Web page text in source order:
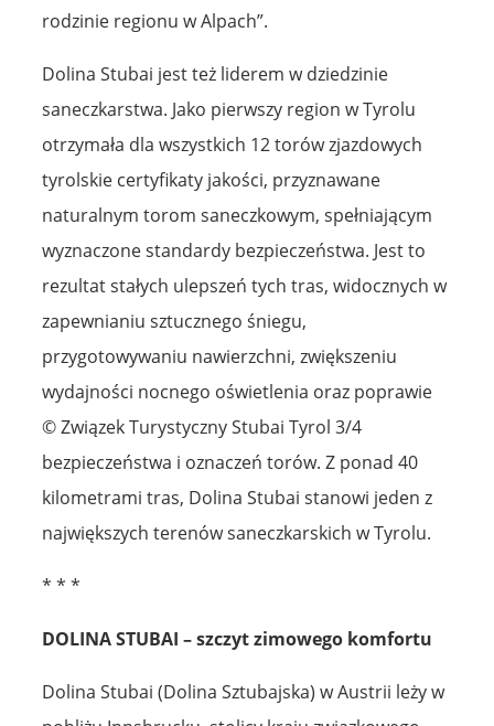
rodzinie regionu w Alpach”.
Dolina Stubai jest też liderem w dziedzinie
saneczkarstwa. Jako pierwszy region w Tyrolu
otrzymała dla wszystkich 12 torów zjazdowych
tyrolskie certyfikaty jakości, przyznawane
naturalnym torom saneczkowym, spełniającym
wyznaczone standardy bezpieczeństwa. Jest to
rezultat stałych ulepszeń tych tras, widocznych w
zapewnianiu sztucznego śniegu,
przygotowywaniu nawierzchni, zwiększeniu
wydajności nocnego oświetlenia oraz poprawie
© Związek Turystyczny Stubai Tyrol 3/4
bezpieczeństwa i oznaczeń torów. Z ponad 40
kilometrami tras, Dolina Stubai stanowi jeden z
największych terenów saneczkarskich w Tyrolu.
* * *
DOLINA STUBAI – szczyt zimowego komfortu
Dolina Stubai (Dolina Sztubajska) w Austrii leży w